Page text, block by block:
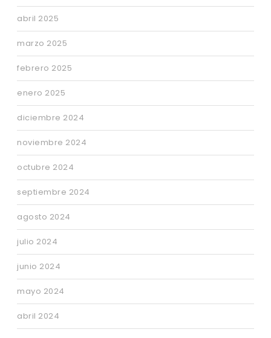
abril 2025
marzo 2025
febrero 2025
enero 2025
diciembre 2024
noviembre 2024
octubre 2024
septiembre 2024
agosto 2024
julio 2024
junio 2024
mayo 2024
abril 2024